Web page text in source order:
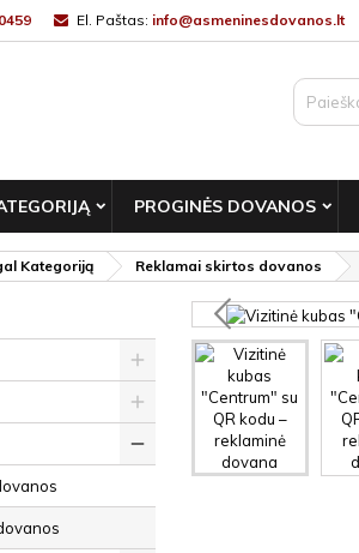
El. Paštas: info@asmeninesdovanos.lt
PROGINĖS DOVANOS
Kategoriją Reklamai skirtos dovanos